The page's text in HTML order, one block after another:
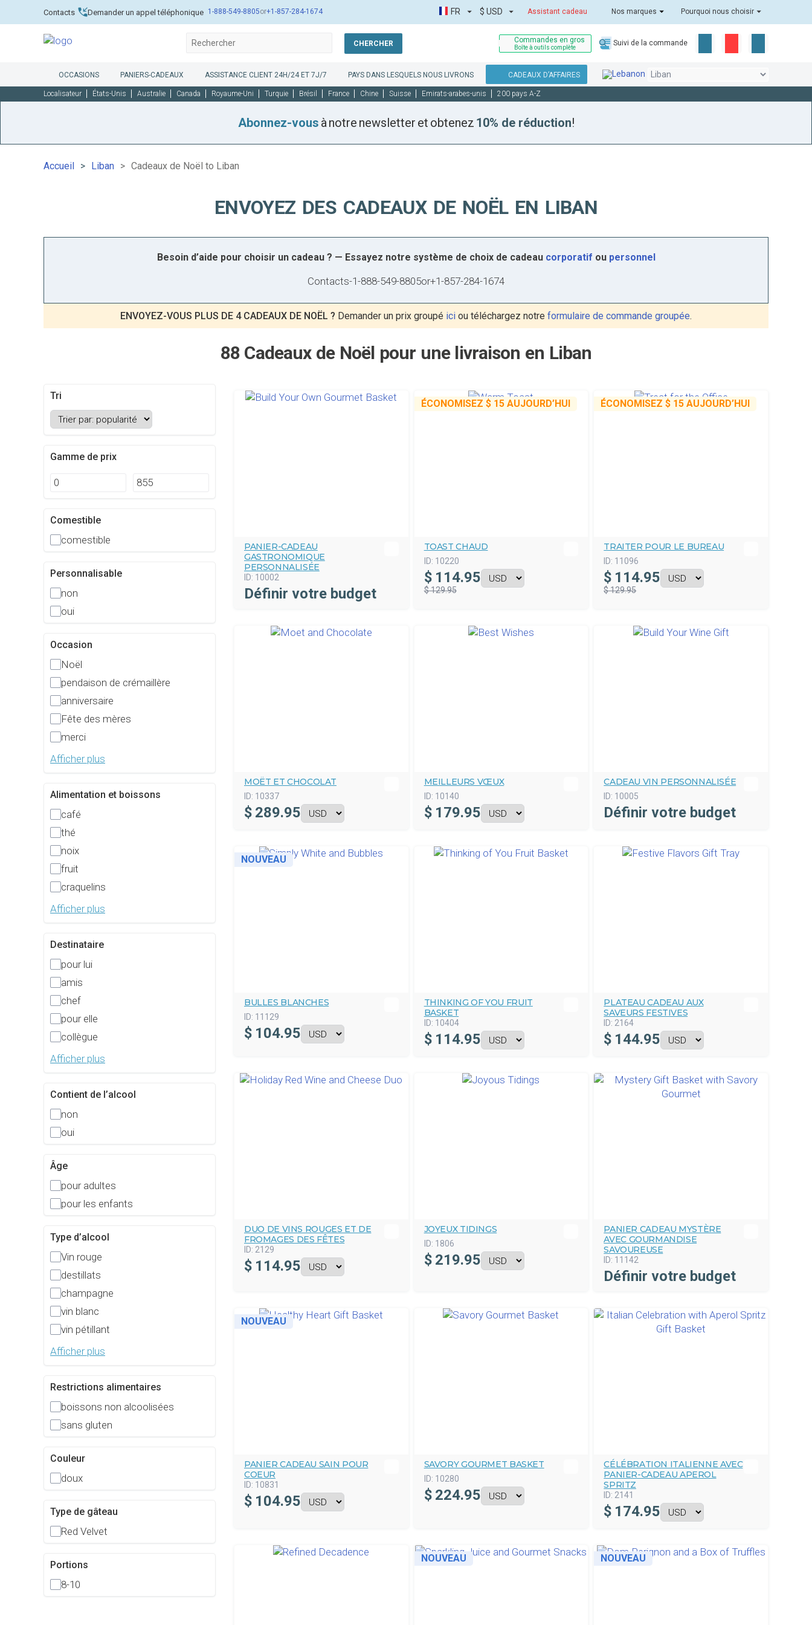
Contacts Demander un appel téléphonique 1-888-549-8805or+1-857-284-1674 Assistant cadeau Nos marques Pourquoi nous choisir
FR $ USD
CHERCHER Commandes en gros
Boîte à outils complète
Suivi de la commande
OCCASIONS PANIERS-CADEAUX ASSISTANCE CLIENT 24H/24 ET 7J/7 PAYS DANS LESQUELS NOUS LIVRONS CADEAUX D’AFFAIRES
Localisateur États-Unis Australie Canada Royaume-Uni Turquie Brésil France Chine Suisse Emirats-arabes-unis 200 pays A-Z
Abonnez-vous à notre newsletter et obtenez 10% de réduction!
Accueil Liban Cadeaux de Noël to Liban
ENVOYEZ DES CADEAUX DE NOËL EN LIBAN
Besoin d’aide pour choisir un cadeau ? — Essayez notre système de choix de cadeau corporatif ou personnel
Contacts-1-888-549-8805or+1-857-284-1674
ENVOYEZ-VOUS PLUS DE 4 CADEAUX DE NOËL ? Demander un prix groupé ici ou téléchargez notre formulaire de commande groupée.
88 Cadeaux de Noël pour une livraison en Liban
Tri
Gamme de prix
Comestible
comestible
Personnalisable
non
oui
Occasion
Noël
pendaison de crémaillère
anniversaire
Fête des mères
merci
Afficher plus
Alimentation et boissons
café
thé
noix
fruit
craquelins
Afficher plus
Destinataire
pour lui
amis
chef
pour elle
collègue
Afficher plus
Contient de l’alcool
non
oui
Âge
pour adultes
pour les enfants
Type d’alcool
Vin rouge
destillats
champagne
vin blanc
vin pétillant
Afficher plus
Restrictions alimentaires
boissons non alcoolisées
sans gluten
Couleur
doux
Type de gâteau
Red Velvet
Portions
8-10
PANIER-CADEAU
GASTRONOMIQUE
PERSONNALISÉE
ID: 10002
Définir votre budget
ÉCONOMISEZ $ 15AUJOURD’HUI
TOAST CHAUD
ID: 10220
$ 114.95
$ 129.95
ÉCONOMISEZ$ 15 AUJOURD’HUI
TRAITER POUR LE BUREAU
ID: 11096
$ 114.95
$ 129.95
MOËT ET CHOCOLAT
ID: 10337
$ 289.95
MEILLEURS VŒUX
ID: 10140
$ 179.95
CADEAU VIN PERSONNALISÉE
ID: 10005
Définir votre budget
NOUVEAU
BULLES BLANCHES
ID: 11129
$ 104.95
THINKING OF YOU FRUIT
BASKET
ID: 10404
$ 114.95
PLATEAU CADEAU AUX
SAVEURS FESTIVES
ID: 2164
$ 144.95
DUO DE VINS ROUGES ET DE
FROMAGES DES FÊTES
ID: 2129
$ 114.95
JOYEUX TIDINGS
ID: 1806
$ 219.95
PANIER CADEAU MYSTÈRE
AVEC GOURMANDISE
SAVOUREUSE
ID: 11142
Définir votre budget
NOUVEAU
PANIER CADEAU SAIN POUR
COEUR
ID: 10831
$ 104.95
SAVORY GOURMET BASKET
ID: 10280
$ 224.95
CÉLÉBRATION ITALIENNE AVEC
PANIER-CADEAU APEROL
SPRITZ
ID: 2141
$ 174.95
NOUVEAU NOUVEAU